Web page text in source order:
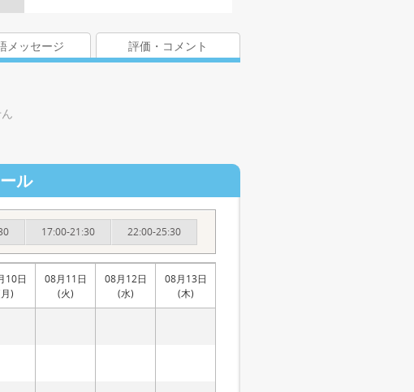
メッセージ 評価・コメント
ル
17:00-21:30 22:00-25:30
10日
)
08月11日
(火)
08月12日
(水)
08月13日
(木)